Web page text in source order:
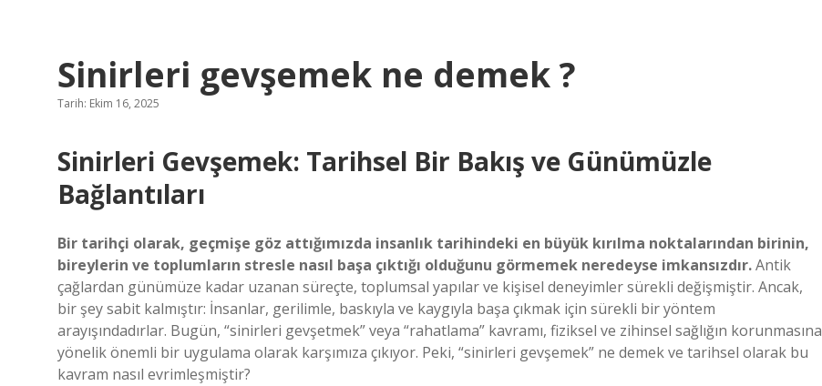
Sinirleri gevşemek ne demek ?
Tarih: Ekim 16, 2025
Sinirleri Gevşemek: Tarihsel Bir Bakış ve Günümüzle
Bağlantıları
Bir tarihçi olarak, geçmişe göz attığımızda insanlık tarihindeki en büyük kırılma noktalarından birinin,
bireylerin ve toplumların stresle nasıl başa çıktığı olduğunu görmemek neredeyse imkansızdır.Antik
çağlardan günümüze kadar uzanan süreçte, toplumsal yapılar ve kişisel deneyimler sürekli değişmiştir. Ancak,
bir şey sabit kalmıştır: İnsanlar, gerilimle, baskıyla ve kaygıyla başa çıkmak için sürekli bir yöntem
arayışındadırlar. Bugün, “sinirleri gevşetmek” veya “rahatlama” kavramı, fiziksel ve zihinsel sağlığın korunmasına
yönelik önemli bir uygulama olarak karşımıza çıkıyor. Peki, “sinirleri gevşemek” ne demek ve tarihsel olarak bu
kavram nasıl evrimleşmiştir?